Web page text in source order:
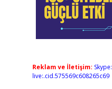
Reklam ve İletişim: Skype:
live:.cid.575569c608265c69